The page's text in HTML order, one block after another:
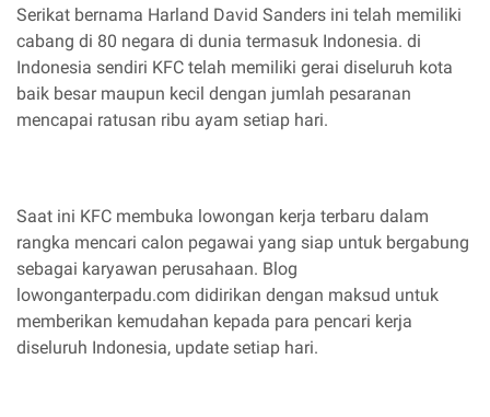
Serikat bernama Harland David Sanders ini telah memiliki
cabang di 80 negara di dunia termasuk Indonesia. di
Indonesia sendiri KFC telah memiliki gerai diseluruh kota
baik besar maupun kecil dengan jumlah pesaranan
mencapai ratusan ribu ayam setiap hari.
Saat ini KFC membuka lowongan kerja terbaru dalam
rangka mencari calon pegawai yang siap untuk bergabung
sebagai karyawan perusahaan. Blog
lowonganterpadu.com didirikan dengan maksud untuk
memberikan kemudahan kepada para pencari kerja
diseluruh Indonesia, update setiap hari.